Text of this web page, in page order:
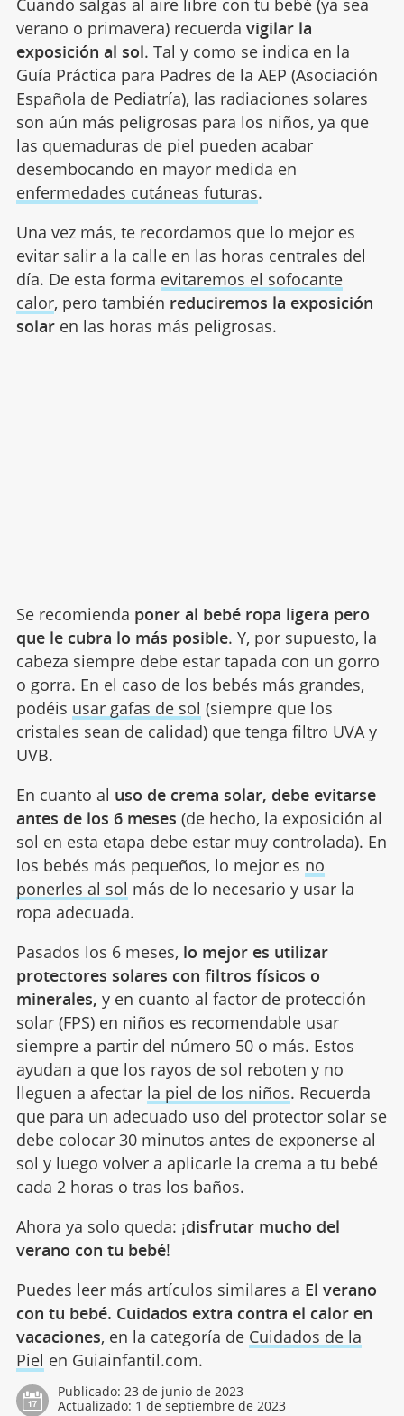
Cuando salgas al aire libre con tu bebé (ya sea
verano o primavera) recuerda vigilar la
exposición al sol. Tal y como se indica en la
Guía Práctica para Padres de la AEP (Asociación
Española de Pediatría), las radiaciones solares
son aún más peligrosas para los niños, ya que
las quemaduras de piel pueden acabar
desembocando en mayor medida en
enfermedades cutáneas futuras.
Una vez más, te recordamos que lo mejor es
evitar salir a la calle en las horas centrales del
día. De esta forma evitaremos el sofocante
calor, pero también reduciremos la exposición
solaren las horas más peligrosas.
Se recomienda poner al bebé ropa ligera pero
que le cubra lo más posible. Y, por supuesto, la
cabeza siempre debe estar tapada con un gorro
o gorra. En el caso de los bebés más grandes,
podéis usar gafas de sol (siempre que los
cristales sean de calidad) que tenga filtro UVA y
UVB.
En cuanto al uso de crema solar, debe evitarse
antes de los 6 meses (de hecho, la exposición al
sol en esta etapa debe estar muy controlada). En
los bebés más pequeños, lo mejor es no
ponerles al sol más de lo necesario y usar la
ropa adecuada.
Pasados los 6 meses, lo mejor es utilizar
protectores solares con filtros físicos o
minerales, y en cuanto al factor de protección
solar (FPS) en niños es recomendable usar
siempre a partir del número 50 o más. Estos
ayudan a que los rayos de sol reboten y no
lleguen a afectar la piel de los niños. Recuerda
que para un adecuado uso del protector solar se
debe colocar 30 minutos antes de exponerse al
sol y luego volver a aplicarle la crema a tu bebé
cada 2 horas o tras los baños.
Ahora ya solo queda: ¡disfrutar mucho del
verano con tu bebé!
Puedes leer más artículos similares a El verano
con tu bebé. Cuidados extra contra el calor en
vacaciones, en la categoría de Cuidados de la
Piel en Guiainfantil.com.
Publicado: 23 de junio de 2023
Actualizado: 1 de septiembre de 2023